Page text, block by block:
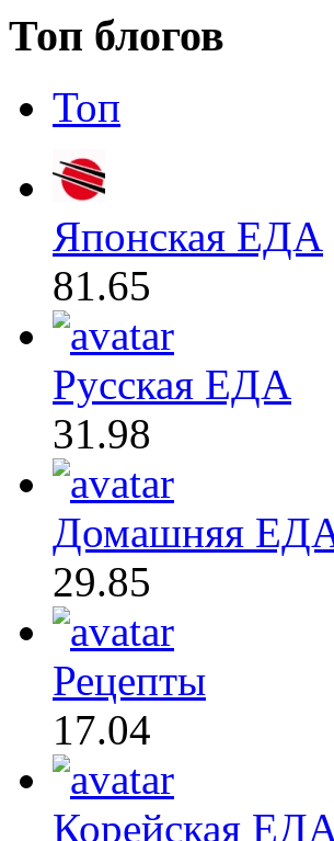
Топ блогов
Топ
Японская ЕДА
81.65
Русская ЕДА
31.98
Домашняя
29.85
Рецепты
17.04
Корейская ЕДА